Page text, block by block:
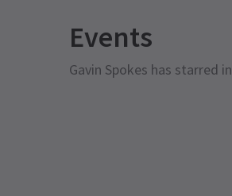
Events
Gavin Spokes has starred in